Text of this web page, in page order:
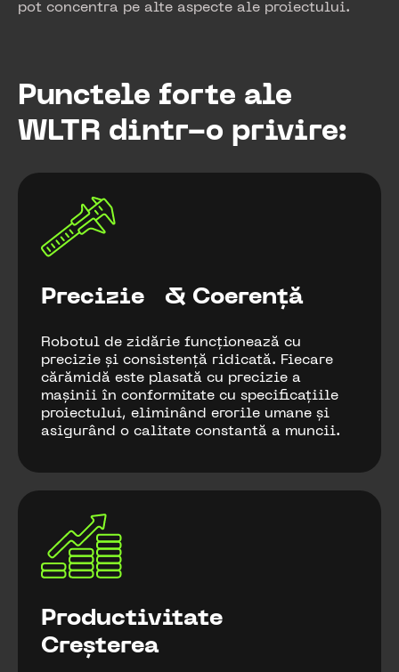
pot concentra pe alte aspecte ale proiectului.
Punctele forte ale
WLTR dintr-o privire:
Precizie & Coerență
Robotul de zidărie funcționează cu
precizie și consistență ridicată. Fiecare
cărămidă este plasată cu precizie a
mașinii în conformitate cu specificațiile
proiectului, eliminând erorile umane și
asigurând o calitate constantă a muncii.
Productivitate
Creșterea